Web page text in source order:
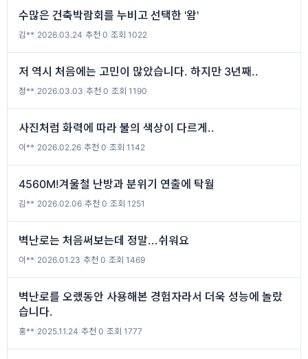
수많은 건축박람회를 누비고 선택한 '왐'
김** 2026.03.24 추천 0 조회 1022
저 역시 처음에는 고민이 많았습니다. 하지만 3년째..
정** 2026.03.03 추천 0 조회 1190
사진처럼 화력에 따라 불의 색상이 다르게..
이** 2026.02.26 추천 0 조회 1142
4560M!겨울철 난방과 분위기 연출에 탁월
김** 2026.02.06 추천 0 조회 1251
벽난로는 처음써보는데 정말...쉬워요
이** 2026.01.23 추천 0 조회 1469
벽난로를 오랬동안 사용해본 경험자라서 더욱 성능에 놀랐
습니다.
홍** 2025.11.24 추천 0 조회 1777